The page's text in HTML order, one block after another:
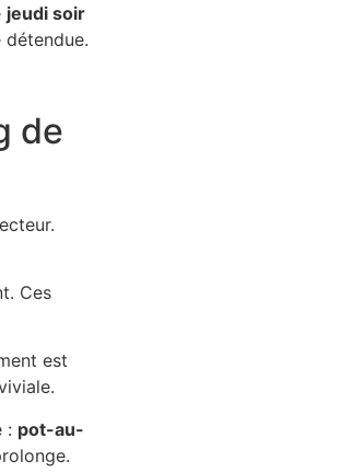
jeudi soir
de
Ces
est
: pot-au-